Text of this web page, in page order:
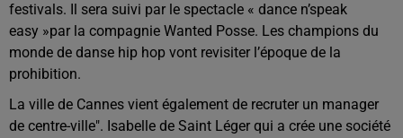
festivals. Il sera suivi par le spectacle « dance n’speak
easy »par la compagnie Wanted Posse. Les champions du
monde de danse hip hop vont revisiter l’époque de la
prohibition.
La ville de Cannes vient également de recruter un manager
de centre-ville". Isabelle de Saint Léger qui a crée une société